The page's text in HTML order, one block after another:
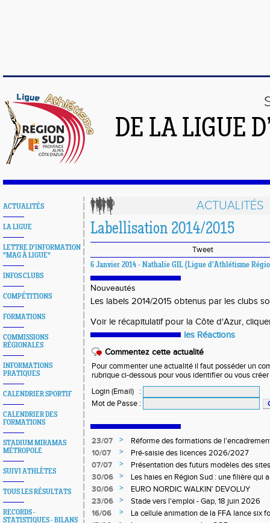
DE LA LIGUE
ACTUALITÉS
LA LIGUE
LETTRE D'INFORMATION
"MAG À LIGUE"
INFOS CLUBS
COMPÉTITIONS
FORMATIONS
COMMISSIONS
RÉGIONALES
INFORMATIONS
PRATIQUES
CALENDRIER SPORTIF
CALENDRIER DES
FORMATIONS
STADIUM MIRAMAS
MÉTROPOLE
SUIVI ATHLÈTES
TOUS LES RÉSULTATS
RECORDS -
STATISTIQUES - BILANS
ACTUALITÉS
Labellisation 2014/2015
Tweet
6 Janvier 2014 - Nathalie GIL (Ligue d'Athlétisme
Nouveautés
Les labels 2014/2015 obtenus par les clubs
Voir le récapitulatif pour la Côte d'Azur,
les Réactions
Commentez cette actualité
Pour commenter une actualité il faut posséder un
rubrique ci-dessous pour vous identifier ou vous
Login (Email)
:
Mot de Passe :
23/07 >
Réforme des formations de
10/07
>
Pré-saisie des licences 2026/2027
07/07
>
Présentation des futurs modèles des
30/06
>
Les haies en Région Sud : une filière qui
30/06
>
EURO NORDIC WALKIN' DEVOLUY
23/06
>
Stade vers l'emploi - Gap, 18 juin 2026
16/06
>
La cellule animation de la FFA lance six